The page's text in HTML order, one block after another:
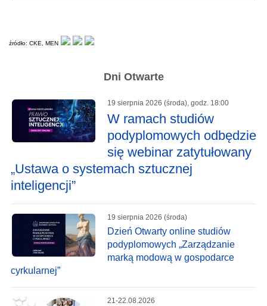
źródło: CKE, MEN
Dni Otwarte
19 sierpnia 2026 (środa), godz. 18:00
W ramach studiów
podyplomowych odbędzie
się webinar zatytułowany
„Ustawa o systemach sztucznej
inteligencji”
19 sierpnia 2026 (środa)
Dzień Otwarty online studiów
podyplomowych „Zarządzanie
marką modową w gospodarce
cyrkularnej”
21-22.08.2026